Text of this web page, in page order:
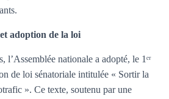
adoption de la loi
l’Assemblée nationale a adopté, le 1ᵉʳ
de loi sénatoriale intitulée « Sortir la
». Ce texte, soutenu par une